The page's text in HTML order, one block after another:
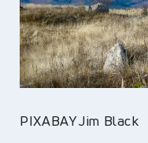
PIXABAY Jim Black